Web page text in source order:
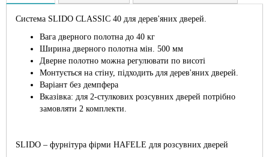
Система SLIDO CLASSIC 40 для дерев'яних дверей.
Вага дверного полотна до 40 кг
Ширина дверного полотна мін. 500 мм
Дверне полотно можна регулювати по висоті
Монтується на стіну, підходить для дерев'яних дверей.
Варіант без демпфера
Вказівка: для 2-стулкових розсувних дверей потрібно
замовляти 2 комплекти.
SLIDO – фурнітура фірми HAFELE для розсувних дверей